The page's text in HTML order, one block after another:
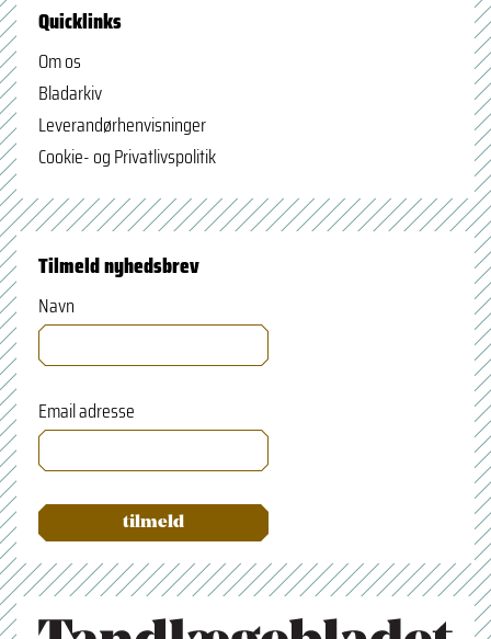
Quicklinks
Om os
Bladarkiv
Leverandørhenvisninger
Cookie- og Privatlivspolitik
Tilmeld nyhedsbrev
Navn
Email adresse